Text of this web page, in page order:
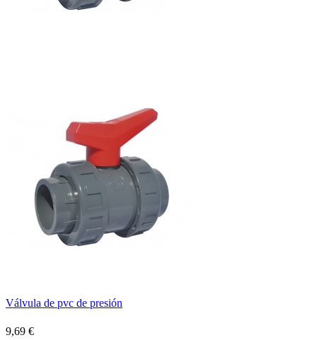
Válvula de pvc de presión
9,69 €